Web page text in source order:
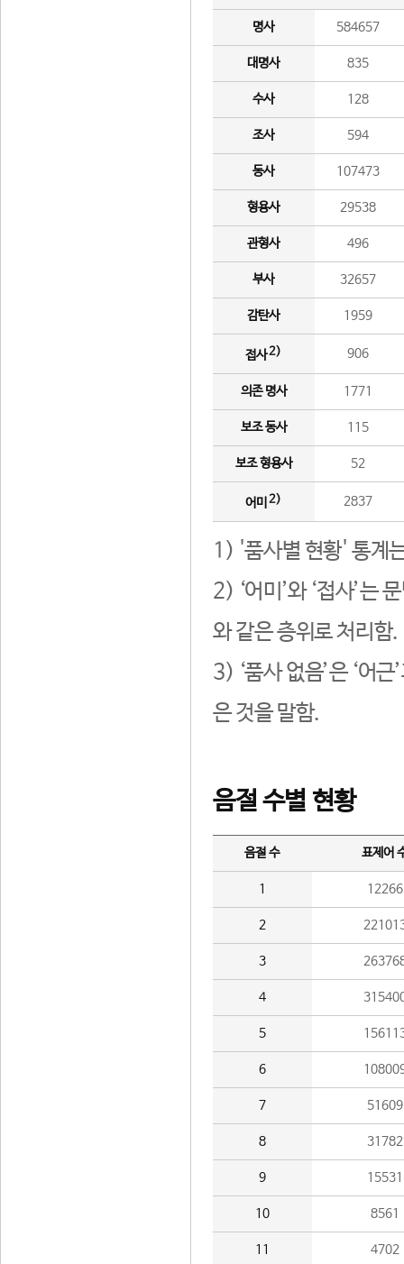
명사 584657
대명사 835
수사 128
조사 594
동사 107473
형용사 29538
관형사 496
부사 32657
감탄사 1959
접사2) 906
의존 명사 1771
보조 동사 115
보조 형용사 52
어미 2) 2837
1) '품사별 현황' 통계
2) ‘어미’와 ‘접사’는
와 같은 층위로 처리함.
3) ‘품사 없음’은 ‘어
은 것을 말함.
음절 수별 현황
음절 수 표제어
1 12266
2
3
4
5
6
7 51609
8 31782
9 15531
10 8561
11 4702